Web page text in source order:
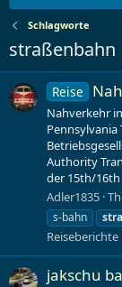
Schlagworte
straßenbahn
Reise
Nahverkehr
Pennsylvania
Authority
der 15th/
Adler1835
s-bahn
jakschu